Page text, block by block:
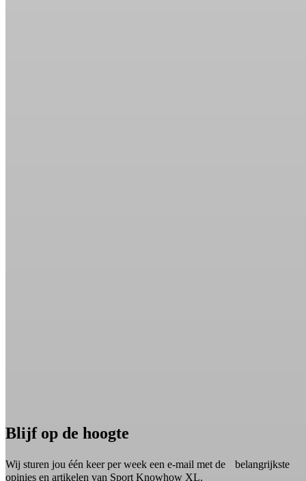
Blijf op de hoogte
Wij sturen jou één keer per week een e-mail met de belangrijkste
opinies en artikelen van Sport Knowhow XL.